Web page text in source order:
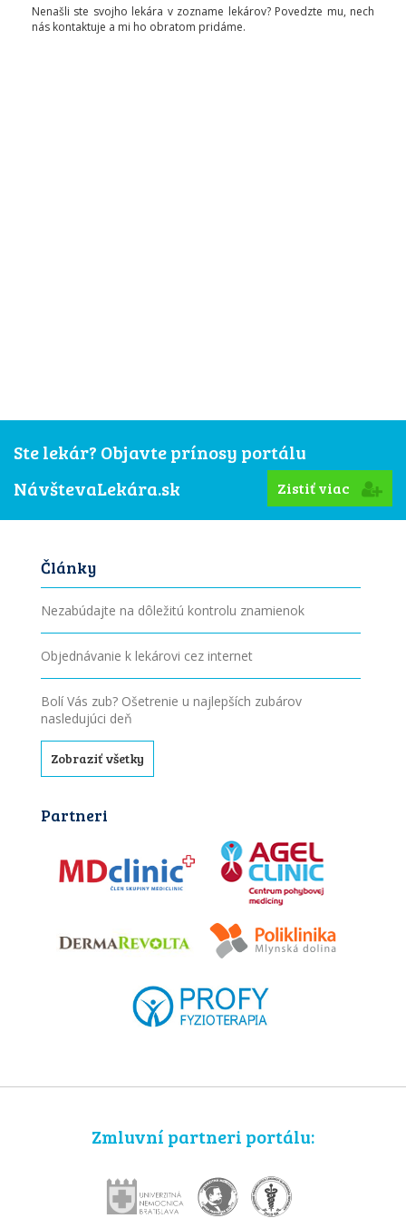
Nenašli ste svojho lekára v zozname lekárov? Povedzte mu, nech
nás kontaktuje a mi ho obratom pridáme.
Ste lekár? Objavte prínosy portálu
NávštevaLekára.sk
Zistiť viac
Články
Nezabúdajte na dôležitú kontrolu znamienok
Objednávanie k lekárovi cez internet
Bolí Vás zub? Ošetrenie u najlepších zubárov
nasledujúci deň
Zobraziť všetky
Partneri
Zmluvní partneri portálu: